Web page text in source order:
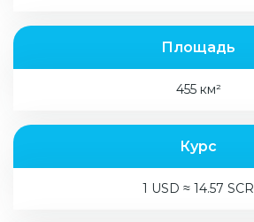
Площадь
455 км²
Курс
1 USD ≈ 14.57 SCR